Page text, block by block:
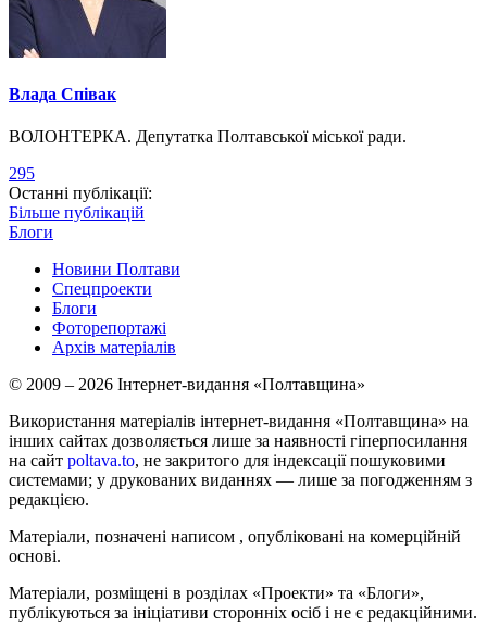
Влада Співак
ВОЛОНТЕРКА. Депутатка Полтавської міської ради.
295
Останні публікації:
Більше публікацій
Блоги
Новини Полтави
Спецпроекти
Блоги
Фоторепортажі
Архів матеріалів
© 2009 – 2026 Інтернет-видання «Полтавщина»
Використання матеріалів інтернет-видання «Полтавщина» на
інших сайтах дозволяється лише за наявності гіперпосилання
на сайт poltava.to, не закритого для індексації пошуковими
системами; у друкованих виданнях — лише за погодженням з
редакцією.
Матеріали, позначені написом , опубліковані на комерційній
основі.
Матеріали, розміщені в розділах «Проекти» та «Блоги»,
публікуються за ініціативи сторонніх осіб і не є редакційними.